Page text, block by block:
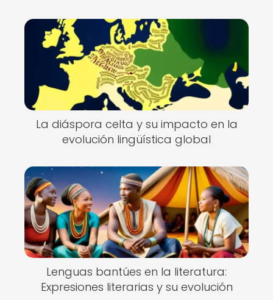
La diáspora celta y su impacto en la
evolución lingüística global
Lenguas bantúes en la literatura:
Expresiones literarias y su evolución